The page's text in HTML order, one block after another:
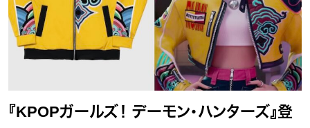
『KPOPガールズ！ デーモン・ハンターズ』登